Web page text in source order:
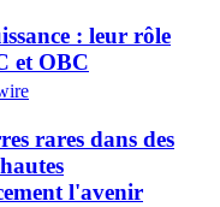
: leur rôle
et OBC
rares dans des
l'avenir